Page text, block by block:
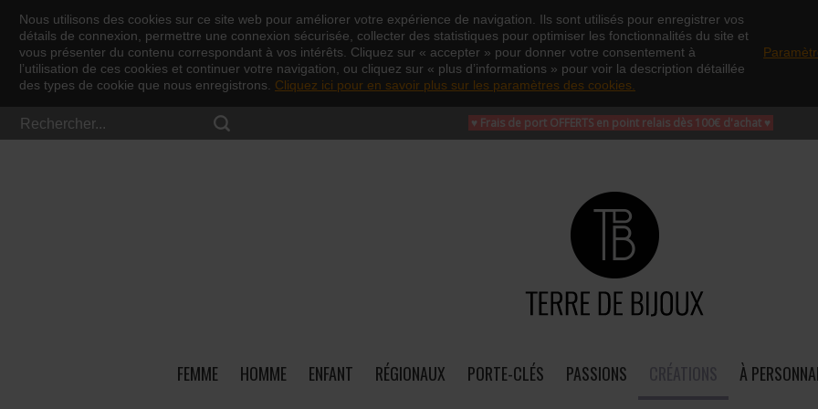
Nous utilisons des cookies sur ce site web pour améliorer votre expérience de navigation. Ils sont utilisés pour enregistrer vos
détails de connexion, permettre une connexion sécurisée, collecter des statistiques pour optimiser les fonctionnalités du site et
vous présenter du contenu correspondant à vos intérêts. Cliquez sur « accepter » pour donner votre consentement à
l’utilisation de ces cookies et continuer votre navigation, ou cliquez sur « plus d’informations » pour voir la description détaillée
des types de cookie que nous enregistrons. Cliquez ici pour en savoir plus sur les paramètres des cookies.
♥ Frais de port OFFERTS en point relais dès 100€ d'achat ♥
FEMME HOMME ENFANT RÉGIONAUX PORTE-CLÉS PASSIONS À